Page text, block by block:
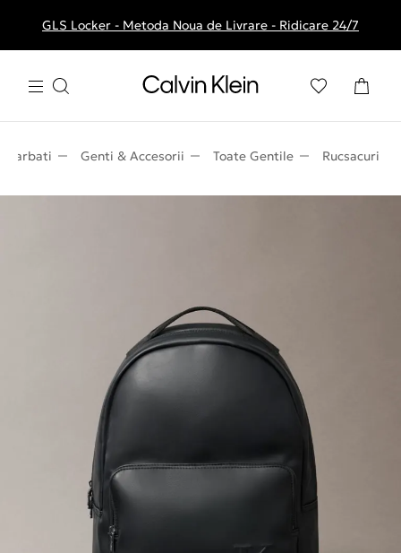
Livrare gratuita la comenzile de peste 250 RON
GLS Locker - Metoda Noua de Livrare - Ridicare 24/7
Barbati Genti & Accesorii Toate Gentile Rucsacuri